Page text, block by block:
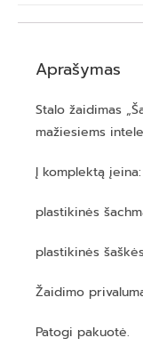
Aprašymas
Stalo žaidimas
mažiesiems
Į komplektą įeina:
plastikinės
plastikinės
Žaidimo
Patogi pakuotė.